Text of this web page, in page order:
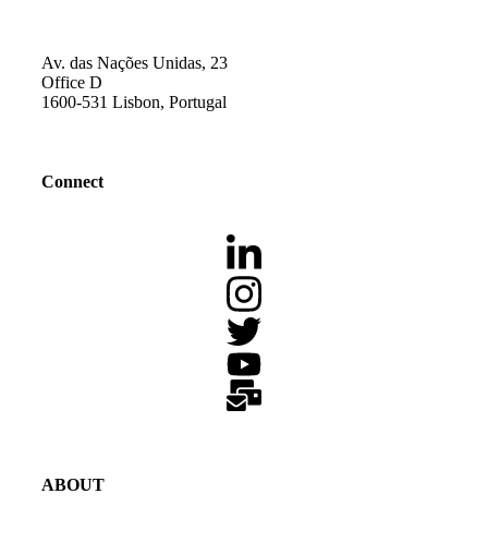
Av. das Nações Unidas, 23
Office D
1600-531 Lisbon, Portugal
Connect
ABOUT